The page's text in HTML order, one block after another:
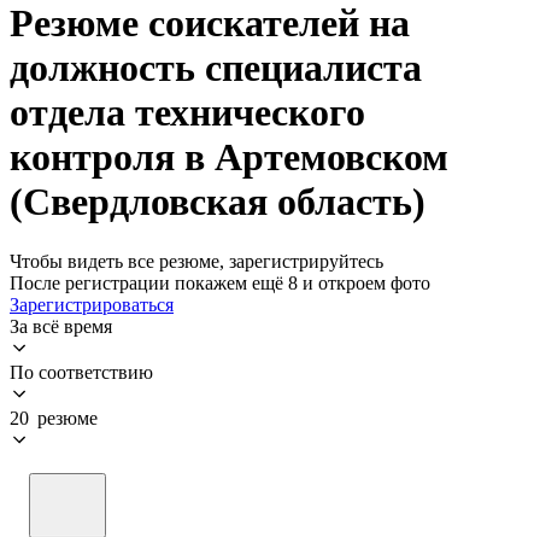
Резюме соискателей на
должность специалиста
отдела технического
контроля в Артемовском
(Свердловская область)
Чтобы видеть все резюме, зарегистрируйтесь
После регистрации покажем ещё 8 и откроем фото
Зарегистрироваться
За всё время
По соответствию
20 резюме